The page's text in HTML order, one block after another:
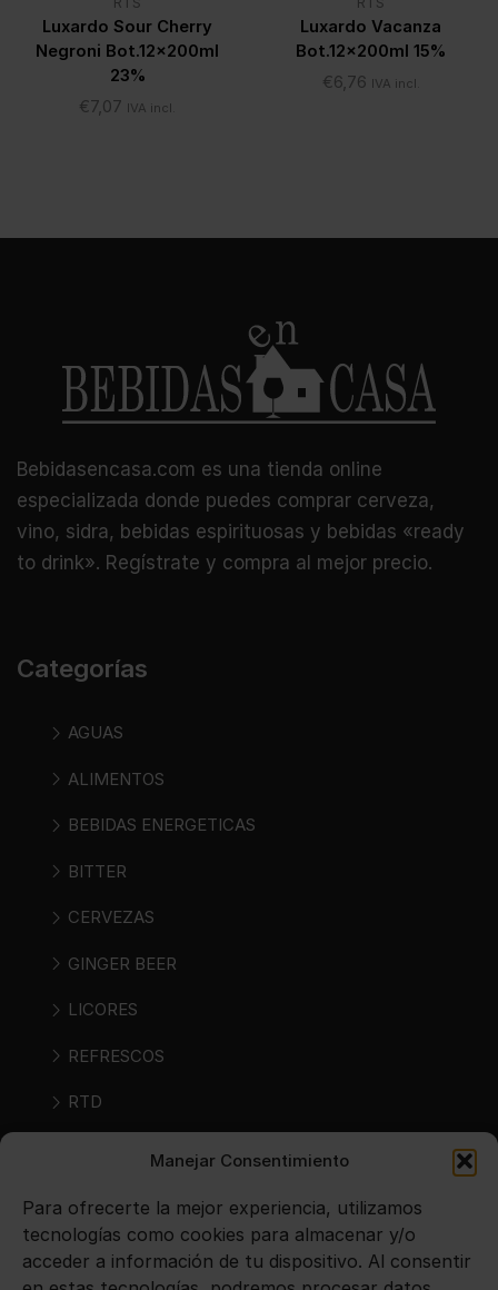
Manejar Consentimiento
Para ofrecerte la mejor experiencia, utilizamos
tecnologías como cookies para almacenar y/o
acceder a información de tu dispositivo. Al consentir
Luxardo Sour Cherry
Negroni Bot.12x200ml
23%
€7,07 IVA incl.
Luxardo Vacanza
Bot.12x200ml 15%
€6,76 IVA incl.
Bebidasencasa.com es una tienda online
especializada donde puedes comprar cerveza,
vino, sidra, bebidas espirituosas y bebidas «ready
to drink». Regístrate y compra al mejor precio.
Categorías
AGUAS
ALIMENTOS
BEBIDAS ENERGETICAS
BITTER
CERVEZAS
GINGER BEER
LICORES
REFRESCOS
RTD
VINOS